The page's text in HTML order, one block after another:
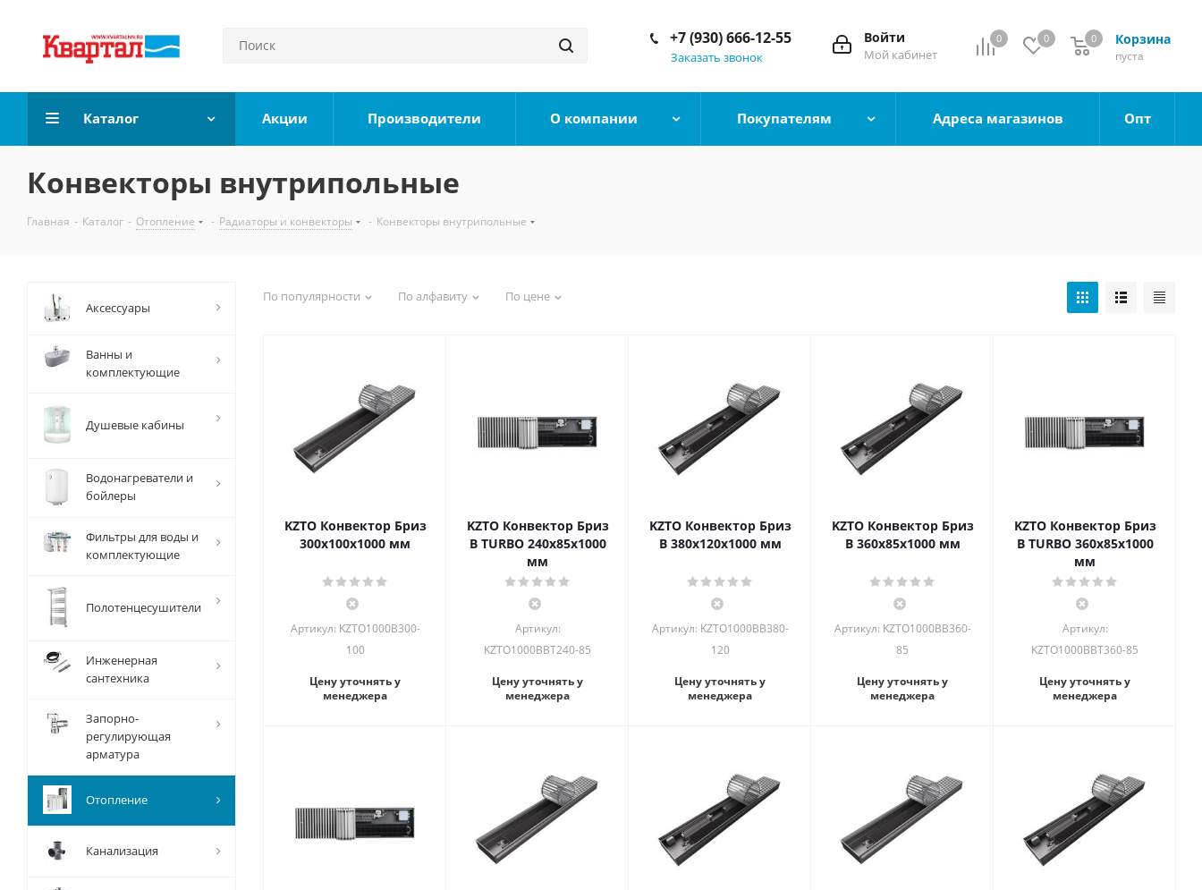
0 0 Корзина
0
пуста
0
Войти
Мой кабинет
+7 (930) 666-12-55
Заказать звонок
Каталог Акции Производители О компании Покупателям Адреса магазинов Опт
Конвекторы внутрипольные
Главная - Каталог - Отопление - Радиаторы и конвекторы - Конвекторы внутрипольные
По популярности По алфавиту По цене
KZTO Конвектор Бриз
300х100х1000 мм
Артикул: KZTO1000B300-
100
Цену уточнять у
менеджера
KZTO Конвектор Бриз
В TURBO 240х85х1000
мм
Артикул:
KZTO1000BВT240-85
Цену уточнять у
менеджера
KZTO Конвектор Бриз
В 380х120х1000 мм
Артикул: KZTO1000BВ380-
120
Цену уточнять у
менеджера
KZTO Конвектор Бриз
В 360х85х1000 мм
Артикул: KZTO1000BВ360-
85
Цену уточнять у
менеджера
KZTO Конвектор Бриз
В TURBO 360х85х1000
мм
Артикул:
KZTO1000BВT360-85
Цену уточнять у
менеджера
Аксессуары
Ванны и
комплектующие
Душевые кабины
Водонагреватели и
бойлеры
Фильтры для воды и
комплектующие
Полотенцесушители
Инженерная
сантехника
Запорно-
регулирующая
арматура
Отопление
Канализация